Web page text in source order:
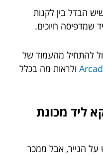
הבדל בין לקנות
שמדפיסה חיוכים.
להתחיל מהעמוד של
ולראות מה בכלל
ליד מכונת
על הנייר, אבל ממכר